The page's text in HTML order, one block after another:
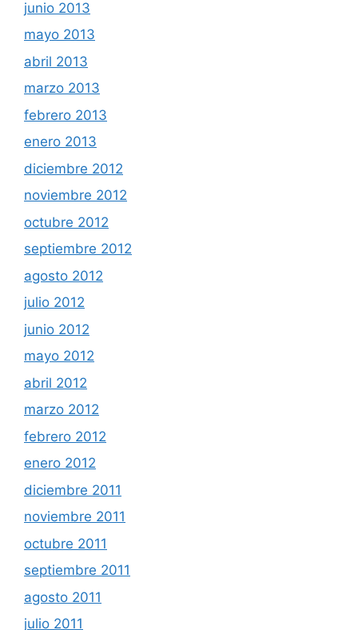
junio 2013
mayo 2013
abril 2013
marzo 2013
febrero 2013
enero 2013
diciembre 2012
noviembre 2012
octubre 2012
septiembre 2012
agosto 2012
julio 2012
junio 2012
mayo 2012
abril 2012
marzo 2012
febrero 2012
enero 2012
diciembre 2011
noviembre 2011
octubre 2011
septiembre 2011
agosto 2011
julio 2011